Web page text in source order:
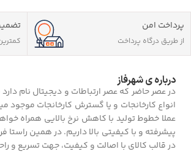
پرداخت امن
از طریق درگاه پرداخت
درباره ی شهرفاز
در عصر حاضر که عصر ارتباطات و دیجیتال نام
انواع کارخانجات و یا گسترش کارخانجات موجود
عملا خطوط تولید با کاهش نرخ بالایی همراه
پیشرفته و با کیفیتی بالا داریم. در همین
در قالب کالای با اصالت و کیفیت، جهت تسریع و